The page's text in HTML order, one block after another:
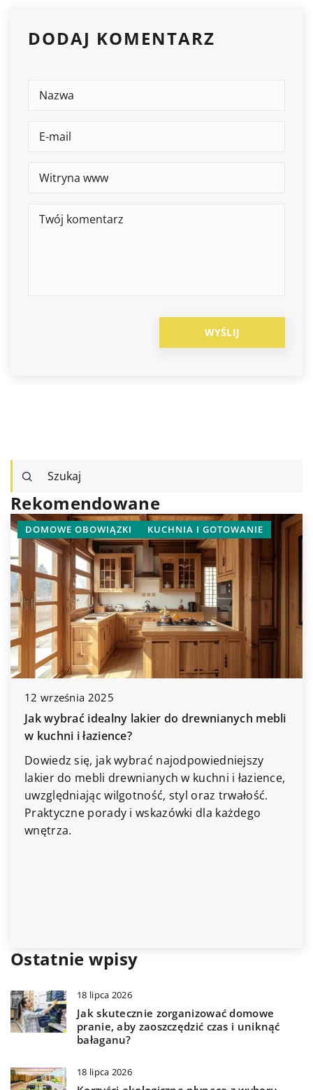
DODAJ KOMENTARZ
Rekomendowane
mebli
i łazience,
INNE
19 stycznia 2025
Dlaczego warto zainwestować w
panele podłogowe o wysokiej
Ostatnie wpisy
18 lipca 2026
Jak skutecznie zorganizować domowe
pranie, aby zaoszczędzić czas i uniknąć
bałaganu?
18 lipca 2026